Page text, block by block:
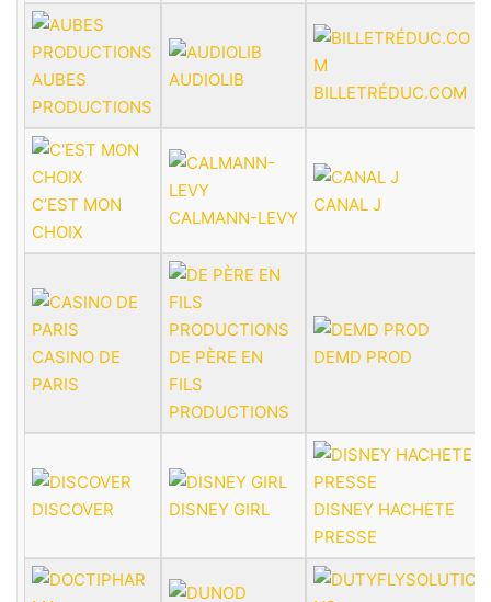
AUBES
PRODUCTIONS
AUDIOLIB
BILLETRÉDUC.COM
C’EST MON
CHOIX
CALMANN-LEVY
CANAL J
CASINO DE
PARIS
DE PÈRE EN
FILS
PRODUCTIONS
DEMD PROD
DISCOVER DISNEY GIRL
DISNEY HACHETE
PRESSE